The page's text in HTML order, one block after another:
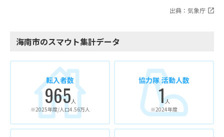
出典：気象庁
海南市のスマウト集計データ
転入者数
965 人
※2025年度/人口4.56万人
協力隊 活動人数
1人
※2024年度